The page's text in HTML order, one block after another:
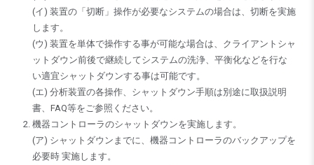
(イ) 装置の「切断」操作が必要なシステムの場合は、切断を実施
します。
(ウ) 装置を単体で操作する事が可能な場合は、クライアントシャ
ットダウン前後で継続してシステムの洗浄、平衡化などを行な
い適宜シャットダウンする事は可能です。
(エ) 分析装置の各操作、シャットダウン手順は別途に取扱説明
書、FAQ等をご参照ください。
機器コントローラのシャットダウンを実施します。
(ア) シャットダウンまでに、機器コントローラのバックアップを
必要時 実施します。